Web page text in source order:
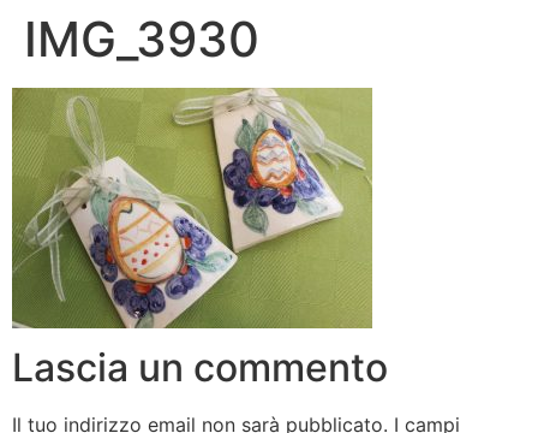
IMG_3930
Lascia un commento
Il tuo indirizzo email non sarà pubblicato. I campi